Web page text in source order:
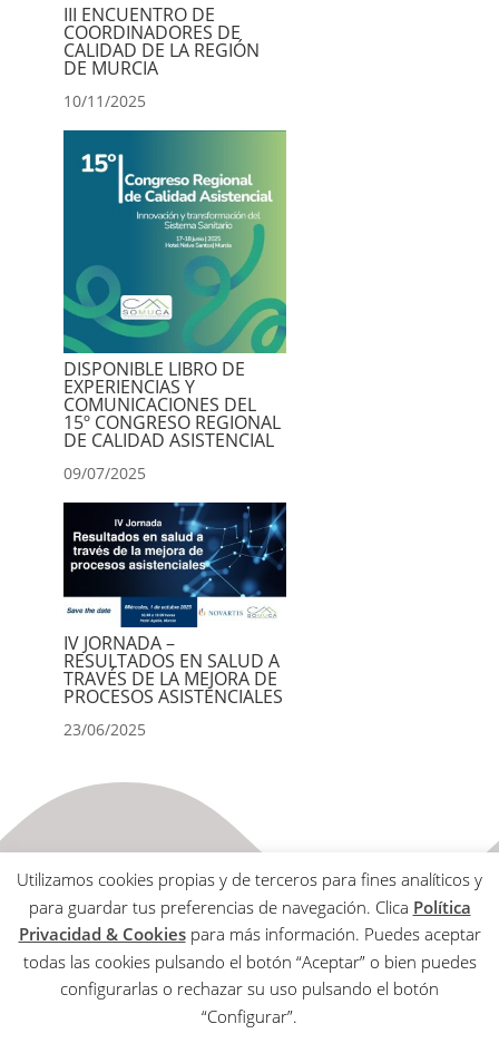
III ENCUENTRO DE
COORDINADORES DE
CALIDAD DE LA REGIÓN
DE MURCIA
10/11/2025
DISPONIBLE LIBRO DE
EXPERIENCIAS Y
COMUNICACIONES DEL
15º CONGRESO REGIONAL
DE CALIDAD ASISTENCIAL
09/07/2025
IV JORNADA –
RESULTADOS EN SALUD A
TRAVÉS DE LA MEJORA DE
PROCESOS ASISTENCIALES
23/06/2025
Aviso Legal
Política de Privacidad & Cookies
Utilizamos cookies propias y de terceros para fines analíticos y
para guardar tus preferencias de navegación. Clica Política
Privacidad & Cookiespara más información. Puedes aceptar
todas las cookies pulsando el botón “Aceptar” o bien puedes
configurarlas o rechazar su uso pulsando el botón
“Configurar”.